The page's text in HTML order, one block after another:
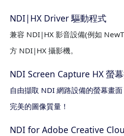
NDI|HX Driver 驅動程式
兼容 NDI|HX 影音設備(例如
方 NDI|HX 攝影機。
NDI Screen Capture HX 螢
自由擷取 NDI 網路設備的螢幕畫
完美的圖像質量！
NDI for Adobe Creative